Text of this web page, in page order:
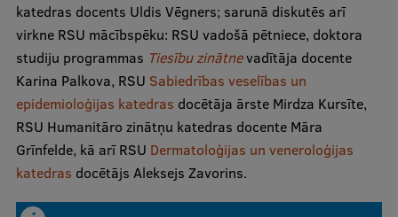
katedras docents Uldis Vēgners; sarunā diskutēs arī
virkne RSU mācībspēku: RSU vadošā pētniece, doktora
studiju programmas Tiesību zinātnevadītāja docente
Karina Palkova, RSU Sabiedrības veselības un
epidemioloģijas katedras docētāja ārste Mirdza Kursīte,
RSU Humanitāro zinātņu katedras docente Māra
Grīnfelde, kā arī RSU Dermatoloģijas un veneroloģijas
katedras docētājs Aleksejs Zavorins.